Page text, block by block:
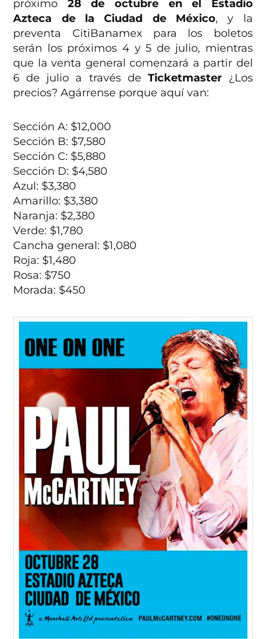
próximo 28 de octubre en el Estadio
Azteca de la Ciudad de México, y la
preventa CitiBanamex para los boletos
serán los próximos 4 y 5 de julio, mientras
que la venta general comenzará a partir del
6 de julio a través de Ticketmaster¿Los
precios? Agárrense porque aquí van:
Sección A: $12,000
Sección B: $7,580
Sección C: $5,880
Sección D: $4,580
Azul: $3,380
Amarillo: $3,380
Naranja: $2,380
Verde: $1,780
Cancha general: $1,080
Roja: $1,480
Rosa: $750
Morada: $450